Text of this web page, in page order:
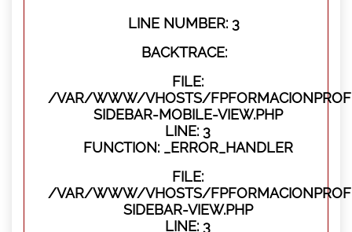
LINE NUMBER: 3
BACKTRACE:
FILE:
/VAR/WWW/VHOSTS/
SIDEBAR-MOBILE-VIEW.PHP
LINE: 3
FUNCTION: _ERROR_HANDLER
FILE:
/VAR/WWW/VHOSTS/
SIDEBAR-VIEW.PHP
LINE: 3